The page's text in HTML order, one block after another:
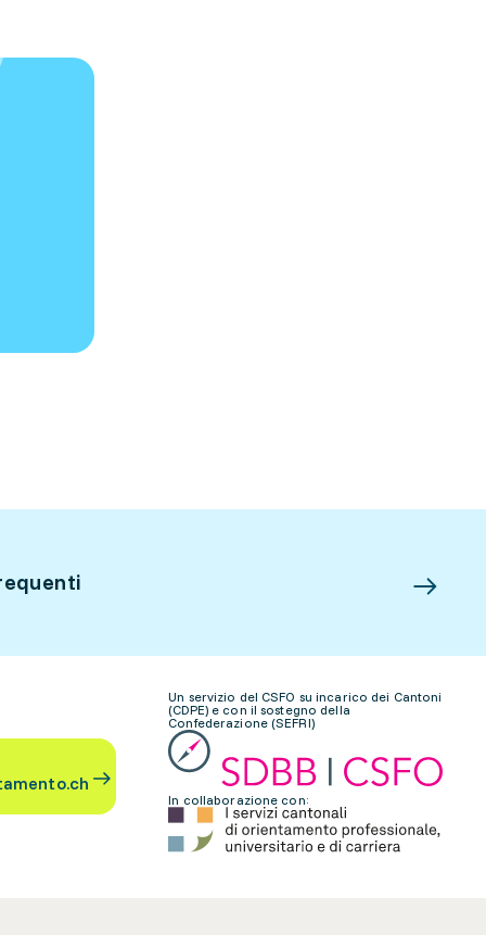
Un servizio del CSFO su incarico dei Cantoni
(CDPE) e con il sostegno della
Confederazione (SEFRI)
In collaborazione con: